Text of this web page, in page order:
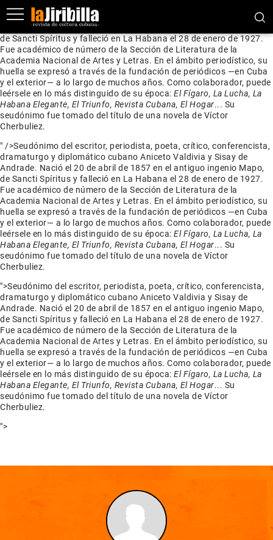
Seudónimo del escritor, periodista, poeta, crítico, conferencista,
dramaturgo y diplomático cubano Aniceto Valdivia y Sisay de
Andrade. Nació el 20 de abril de 1857 en el antiguo ingenio Mapo,
de Sancti Spíritus y falleció en La Habana el 28 de enero de 1927.
Fue académico de número de la Sección de Literatura de la
Academia Nacional de Artes y Letras. En el ámbito periodístico, su
huella se expresó a través de la fundación de periódicos —en Cuba
y el exterior— a lo largo de muchos años. Como colaborador, puede
leérsele en lo más distinguido de su época: El Fígaro, La Lucha, La
Habana Elegante, El Triunfo, Revista Cubana, El Hogar... Su
seudónimo fue tomado del título de una novela de Víctor
Cherbuliez.
" />Seudónimo del escritor, periodista, poeta, crítico, conferencista,
dramaturgo y diplomático cubano Aniceto Valdivia y Sisay de
Andrade. Nació el 20 de abril de 1857 en el antiguo ingenio Mapo,
de Sancti Spíritus y falleció en La Habana el 28 de enero de 1927.
Fue académico de número de la Sección de Literatura de la
Academia Nacional de Artes y Letras. En el ámbito periodístico, su
huella se expresó a través de la fundación de periódicos —en Cuba
y el exterior— a lo largo de muchos años. Como colaborador, puede
leérsele en lo más distinguido de su época: El Fígaro, La Lucha, La
Habana Elegante, El Triunfo, Revista Cubana, El Hogar... Su
seudónimo fue tomado del título de una novela de Víctor
Cherbuliez.
">Seudónimo del escritor, periodista, poeta, crítico, conferencista,
dramaturgo y diplomático cubano Aniceto Valdivia y Sisay de
Andrade. Nació el 20 de abril de 1857 en el antiguo ingenio Mapo,
de Sancti Spíritus y falleció en La Habana el 28 de enero de 1927.
Fue académico de número de la Sección de Literatura de la
Academia Nacional de Artes y Letras. En el ámbito periodístico, su
huella se expresó a través de la fundación de periódicos —en Cuba
y el exterior— a lo largo de muchos años. Como colaborador, puede
leérsele en lo más distinguido de su época: El Fígaro, La Lucha, La
Habana Elegante, El Triunfo, Revista Cubana, El Hogar... Su
seudónimo fue tomado del título de una novela de Víctor
Cherbuliez.
">